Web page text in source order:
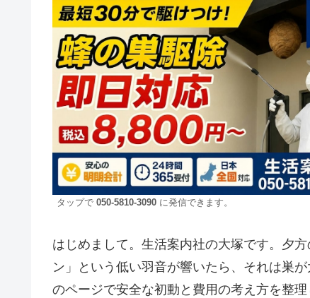
タップで 050-5810-3090 に発信できます。
はじめまして。生活案内社の大塚です。夕
ン」という低い羽音が響いたら、それは巣
のページで安全な初動と費用の考え方を整理